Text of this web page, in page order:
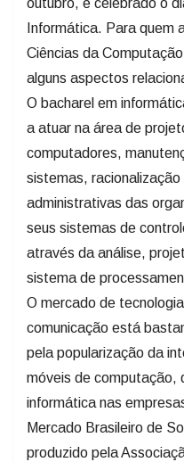
outubro, é celebrado o
Informática. Para quem
Ciências da
alguns aspectos
O bacharel em
a atuar na área de
computadores,
sistemas,
administrativas das
seus sistemas de
através da análise,
sistema de
O mercado de
comunicação está
pela popularização da
móveis de computação,
informática nas
Mercado Brasileiro de
produzido pela